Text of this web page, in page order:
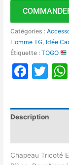
Catégories :
Homme TG Idée
Étiquette :TOGO
Description
Chapeau Tricoté